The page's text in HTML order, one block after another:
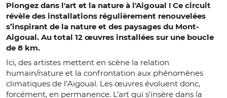
Plongez dans l'art et la nature à l'Aigoual ! Ce circuit
révèle des installations régulièrement renouvelées
s’inspirant de la nature et des paysages du Mont-
Aigoual. Au total 12 œuvres installées sur une boucle
de 8 km.
Ici, des artistes mettent en scène la relation
humain/nature et la confrontation aux phénomènes
climatiques de l’Aigoual. Les œuvres évoluent donc,
forcément, en permanence. L’art qui s’insère dans la